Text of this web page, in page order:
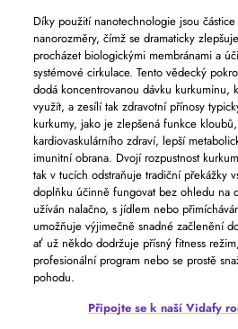
Díky použití nanotechnologie jsou
nanorozměry, čímž se dramaticky
procházet biologickými membránami a
systémové cirkulace. Tento vědecký
dodá koncentrovanou dávku kurkuminu,
využít, a zesílí tak zdravotní přínosy
kurkumy, jako je zlepšená funkce
kardiovaskulárního zdraví, lepší
imunitní obrana. Dvojí rozpustnost
tak v tucích odstraňuje tradiční překážky
doplňku účinně fungovat bez ohledu na
užíván nalačno, s jídlem nebo
umožňuje výjimečně snadné začlenění
ať už někdo dodržuje přísný fitness
profesionální program nebo se prostě
pohodu.
Připojte se k naší Vidafy